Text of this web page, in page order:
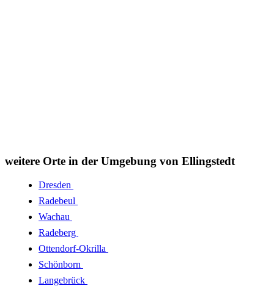
weitere Orte in der Umgebung von Ellingstedt
Dresden
Radebeul
Wachau
Radeberg
Ottendorf-Okrilla
Schönborn
Langebrück